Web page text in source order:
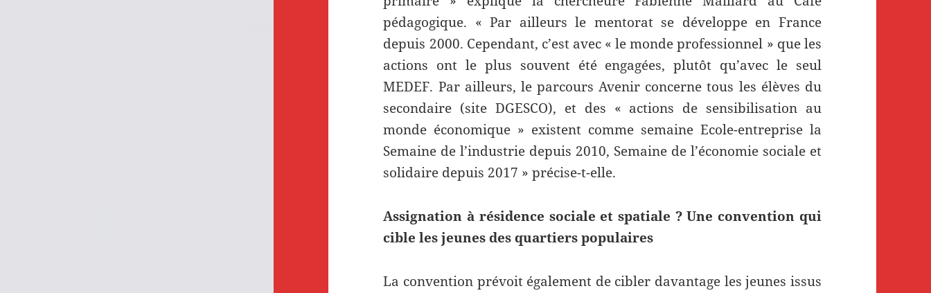
pédagogique. « Par ailleurs le mentorat se développe en France
depuis 2000. Cependant, c’est avec « le monde professionnel » que les
actions ont le plus souvent été engagées, plutôt qu’avec le seul
MEDEF. Par ailleurs, le parcours Avenir concerne tous les élèves du
secondaire (site DGESCO), et des « actions de sensibilisation au
monde économique » existent comme semaine Ecole-entreprise la
Semaine de l’industrie depuis 2010, Semaine de l’économie sociale et
solidaire depuis 2017 » précise-t-elle.
Assignation à résidence sociale et spatiale ? Une convention qui
cible les jeunes des quartiers populaires
La convention prévoit également de cibler davantage les jeunes issus